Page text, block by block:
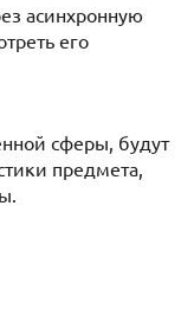
асинхронную
его
сферы, будут
предмета,